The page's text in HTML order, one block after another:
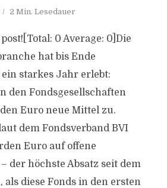
2 Min. Lesedauer
0 Average: 0]Die
hat bis Ende
starkes Jahr erlebt:
den Fondsgesellschaften
Euro neue Mittel zu.
dem Fondsverband BVI
Euro auf offene
der höchste Absatz seit dem
als diese Fonds in den ersten